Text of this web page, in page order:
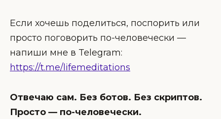
Если хочешь поделиться, поспорить или
просто поговорить по-человечески —
напиши мне в Telegram:
https://t.me/lifemeditations
Отвечаю сам. Без ботов. Без скриптов.
Просто — по-человечески.